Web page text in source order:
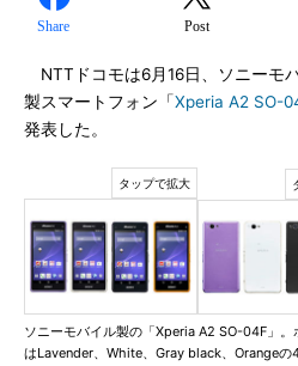
Share Post
NTTドコモは6月16日、ソニーモ
製スマートフォン「Xperia A2 SO-
発表した。
ソニーモバイル製の「Xperia A2 SO-04F」。
はLavender、White、Gray black、Orangeの